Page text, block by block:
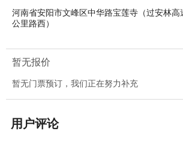
河南省安阳市文峰区中华路宝莲寺（过安林高
公里路西）
暂无报价
暂无门票预订，我们正在努力补充
用户评论